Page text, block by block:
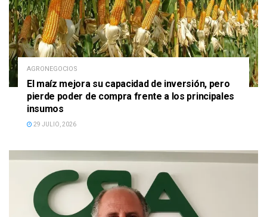
AGRONEGOCIOS
El maíz mejora su capacidad de inversión, pero
pierde poder de compra frente a los principales
insumos
29 JULIO, 2026